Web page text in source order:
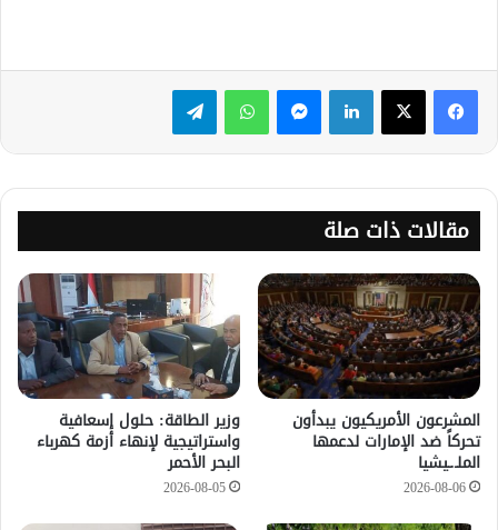
لينكدإن ماسنجر واتساب تيلقرام
مقالات ذات صلة
المشرعون الأمريكيون يبدأون
تحركاً ضد الإمارات لدعمها
الملـ.ـيشيا
2026-08-06
وزير الطاقة: حلول إسعافية
واستراتيجية لإنهاء أزمة كهرباء
البحر الأحمر
2026-08-05